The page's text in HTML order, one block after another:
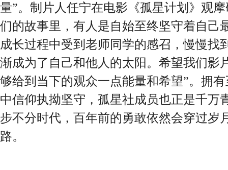
量”。制片人任宁在电影《孤星计划》观
们的故事里，有人是自始至终坚守着自己
成长过程中受到老师同学的感召，慢慢找
渐成为了自己和他人的太阳。希望我们影
够给到当下的观众一点能量和希望”。拥
中信仰执拗坚守，孤星社成员也正是千万
步不分时代，百年前的勇敢依然会穿过岁
路。